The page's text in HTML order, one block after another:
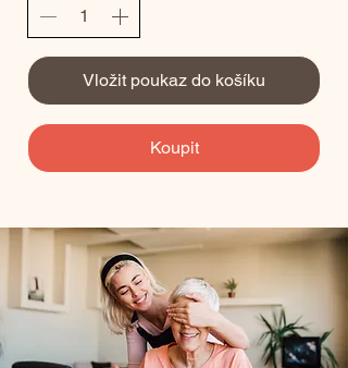
Vložit poukaz do košíku
Koupit